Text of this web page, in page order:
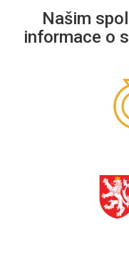
Našim
informace o